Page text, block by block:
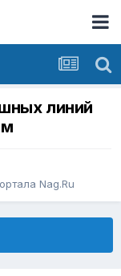
линий
Nag.Ru